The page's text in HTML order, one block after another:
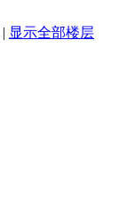
| 显示全部楼层